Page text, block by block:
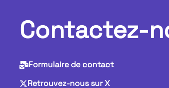
Contactez-
Formulaire de contact
Retrouvez-nous sur X